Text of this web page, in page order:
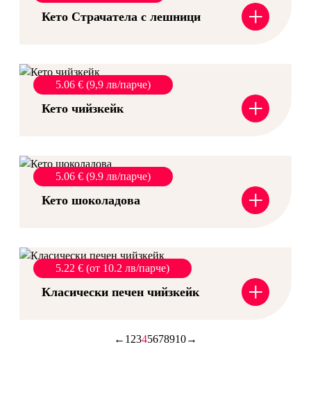
Кето Страчатела с лешници +
Кето чийзкейк +
5.06 € (9,9 лв/парче)
Кето шоколадова +
5.06 € (9.9 лв/парче)
Класически печен чийзкейк +
5.22 € (от 10.2 лв/парче)
← 1 2345678910→